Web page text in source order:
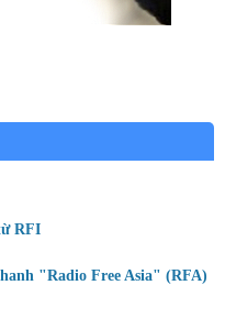
RFI
"Radio Free Asia" (RFA)